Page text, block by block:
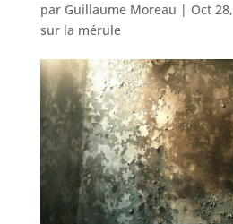
par Guillaume Moreau | Oct
sur la mérule